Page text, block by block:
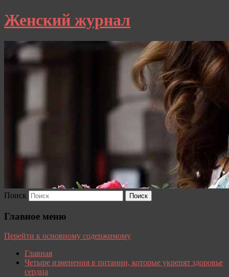
Женский журнал
Поиск
Главное меню
Перейти к основному содержимому
Главная
Четыре изменения в питании, которые укрепят здоровье
сердца